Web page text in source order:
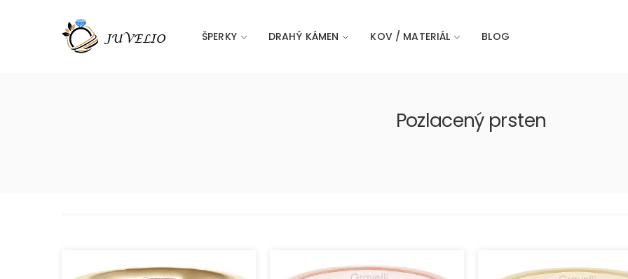
ŠPERKY DRAHÝ KÁMEN KOV / MATERIÁL BLOG
Pozlacený prsten